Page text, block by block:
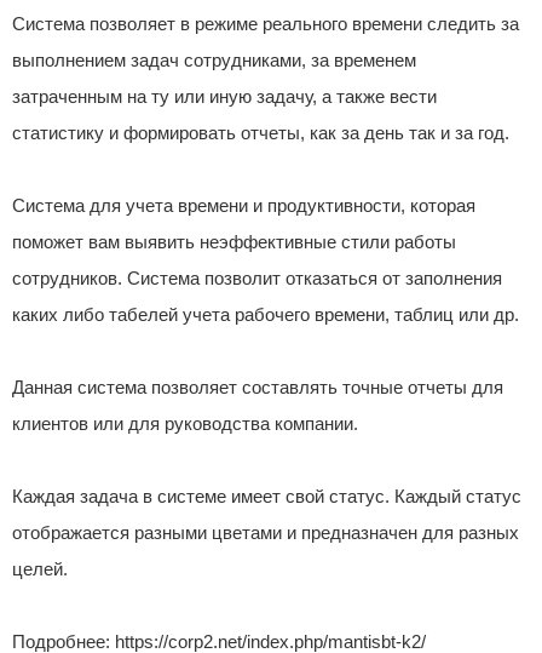
Система позволяет в режиме реального времени следить за
выполнением задач сотрудниками, за временем
затраченным на ту или иную задачу, а также вести
статистику и формировать отчеты, как за день так и за год.
Cистема для учета времени и продуктивности, которая
поможет вам выявить неэффективные стили работы
сотрудников. Система позволит отказаться от заполнения
каких либо табелей учета рабочего времени, таблиц или др.
Данная система позволяет составлять точные отчеты для
клиентов или для руководства компании.
Каждая задача в системе имеет свой статус. Каждый статус
отображается разными цветами и предназначен для разных
целей.
Подробнее: https://corp2.net/index.php/mantisbt-k2/